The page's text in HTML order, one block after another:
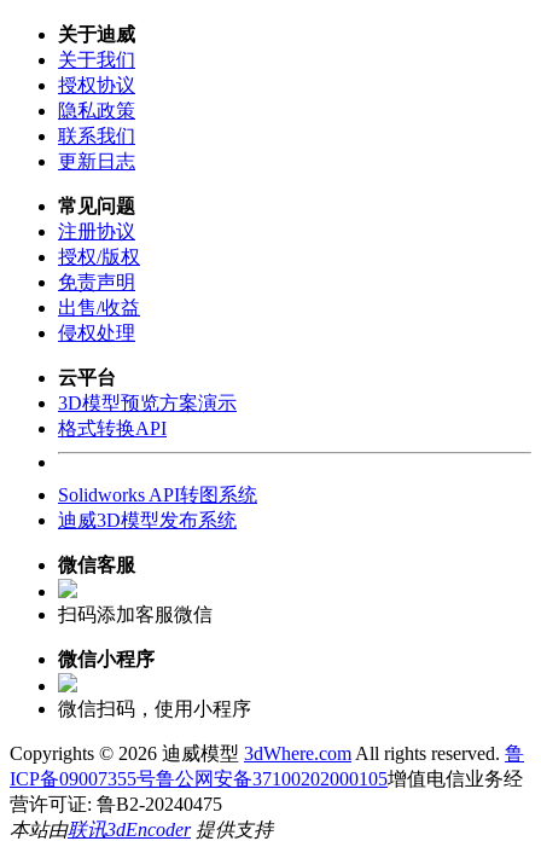
关于迪威
关于我们
授权协议
隐私政策
联系我们
更新日志
常见问题
注册协议
授权/版权
免责声明
出售/收益
侵权处理
云平台
3D模型预览方案演示
格式转换API
Solidworks API转图系统
迪威3D模型发布系统
微信客服
扫码添加客服微信
微信小程序
微信扫码，使用小程序
Copyrights © 2026 迪威模型 3dWhere.com All rights reserved. 鲁
ICP备09007355号鲁公网安备37100202000105增值电信业务经
营许可证: 鲁B2-20240475
本站由联讯3dEncoder提供支持